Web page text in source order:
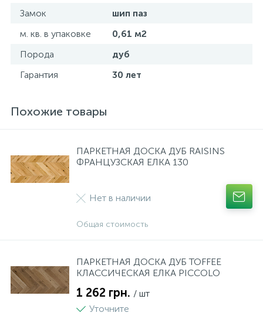
Замок
шип паз
м. кв. в упаковке
0,61 м2
Порода
дуб
Гарантия
30 лет
Похожие товары
ПАРКЕТНАЯ ДОСКА ДУБ RAISINS
ФРАНЦУЗСКАЯ ЕЛКА 130
Нет в наличии
Общая стоимость
ПАРКЕТНАЯ ДОСКА ДУБ TOFFEE
КЛАССИЧЕСКАЯ ЕЛКА PICCOLO
1 262 грн. / шт
Уточните